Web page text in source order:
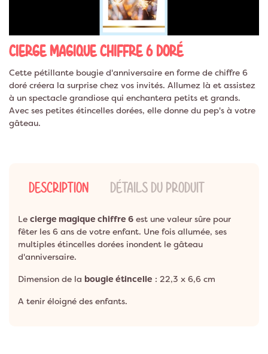
CIERGE MAGIQUE CHIFFRE 6 DORÉ
Cette pétillante bougie d'anniversaire en forme de chiffre 6
doré créera la surprise chez vos invités. Allumez là et assistez
à un spectacle grandiose qui enchantera petits et grands.
Avec ses petites étincelles dorées, elle donne du pep's à votre
gâteau.
DESCRIPTION DÉTAILS DU PRODUIT
Le cierge magique chiffre 6 est une valeur sûre pour
fêter les 6 ans de votre enfant. Une fois allumée, ses
multiples étincelles dorées inondent le gâteau
d'anniversaire.
Dimension de la bougie étincelle : 22,3 x 6,6 cm
A tenir éloigné des enfants.